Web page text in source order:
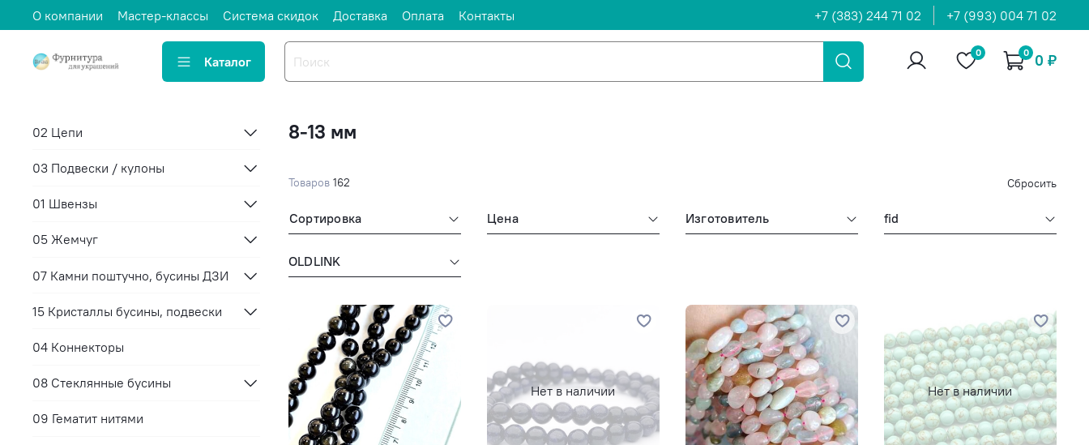
О компании Мастер-классы Система скидок Доставка Оплата Контакты +7 (383) 244 71 02 +7 (993) 004 71 02
Каталог
0 0 0 ₽
8-13 мм
Товаров 162 Сбросить
Сортировка Цена Изготовитель fid
OLDLINK
Нет в наличии Нет в наличии
02 Цепи
03 Подвески / кулоны
01 Швензы
05 Жемчуг
07 Камни поштучно, бусины ДЗИ
15 Кристаллы бусины, подвески
04 Коннекторы
08 Стеклянные бусины
09 Гематит нитями